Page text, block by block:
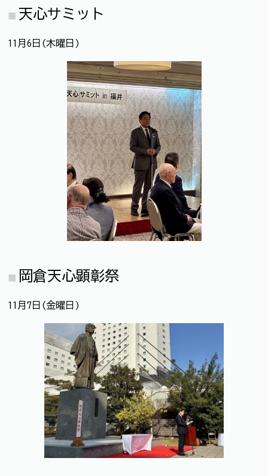
天心サミット
11月6日(木曜日)
岡倉天心顕彰祭
11月7日(金曜日)